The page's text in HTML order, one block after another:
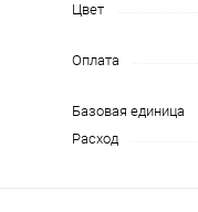
Цвет
Оплата
Базовая единица
Расход